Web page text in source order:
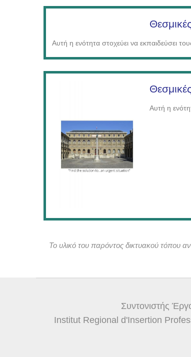
Αυτή η ενότητα στοχεύει να εκπαιδεύσει
Αυτή η
Το υλικό του παρόντος δικτυακού τόπου
Συντονιστής
Institut Regional d'Insertion